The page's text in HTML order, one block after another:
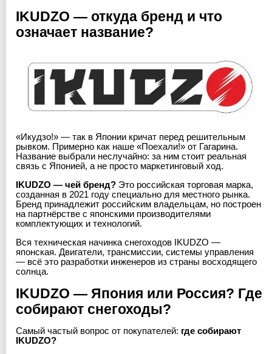
IKUDZO — откуда бренд и что
означает название?
«Икудзо!» — так в Японии кричат перед решительным
рывком. Примерно как наше «Поехали!» от Гагарина.
Название выбрали неслучайно: за ним стоит реальная
связь с Японией, а не просто маркетинговый ход.
IKUDZO — чей бренд? Это российская торговая марка,
созданная в 2021 году специально для местного рынка.
Бренд принадлежит российским владельцам, но построен
на партнёрстве с японскими производителями
комплектующих и технологий.
Вся техническая начинка снегоходов IKUDZO —
японская. Двигатели, трансмиссии, системы управления
— всё это разработки инженеров из страны восходящего
солнца.
IKUDZO — Япония или Россия? Где
собирают снегоходы?
Самый частый вопрос от покупателей: где собирают
IKUDZO?